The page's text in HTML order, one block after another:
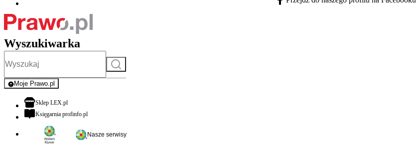
Facebook - otwiera się w nowej karcie
Wyszukiwarka
Szukaj
Moje Prawo.pl
- rejestracja i logowanie do serwisu
Sklep LEX.plotwiera się w nowej karcie
Księgarnia profinfo.plotwiera się w nowej karcie
Nasze serwisy